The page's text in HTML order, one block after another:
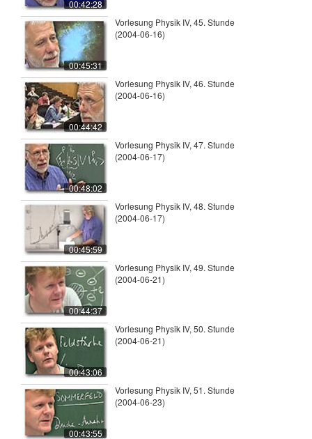
00:42:28
00:45:31
Vorlesung Physik IV, 45. Stunde
(2004-06-16)
00:44:42
Vorlesung Physik IV, 46. Stunde
(2004-06-16)
00:48:02
Vorlesung Physik IV, 47. Stunde
(2004-06-17)
00:45:59
Vorlesung Physik IV, 48. Stunde
(2004-06-17)
00:44:37
Vorlesung Physik IV, 49. Stunde
(2004-06-21)
00:43:06
Vorlesung Physik IV, 50. Stunde
(2004-06-21)
00:43:55
Vorlesung Physik IV, 51. Stunde
(2004-06-23)